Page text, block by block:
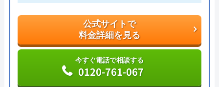
おすすめポイントとしてはこれまでの施工対応実績
は240万件以上と豊富な実績数があり、また最短5分
で業者を手配してくれて最短30分でスピード駆け付
けしてくれるところです。
公式サイトで
料金詳細を見る
今すぐ電話で相談する
0120-761-067